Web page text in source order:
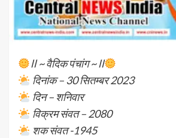
ll ~ वैदिक पंचांग ~ ll
दिनांक – 30 सितम्बर 2023
दिन – शनिवार
विक्रम संवत – 2080
शक संवत -1945